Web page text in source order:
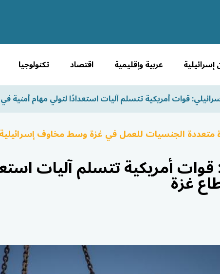
عربية وإقليمية اقتصاد تكنولوجيا
قوات أمريكية تتسلم آليات استعدادًا لتولي مهام أمنية
متعددة الجنسيات للعمل في غزة وسط مخاوف
قوات أمريكية تتسلم آليات
غزة